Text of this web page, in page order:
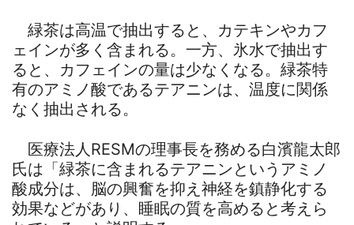
緑茶は高温で抽出すると、カテキンやカフ
ェインが多く含まれる。一方、氷水で抽出す
ると、カフェインの量は少なくなる。緑茶特
有のアミノ酸であるテアニンは、温度に関係
なく抽出される。
医療法人RESMの理事長を務める白濱龍太郎
氏は「緑茶に含まれるテアニンというアミノ
酸成分は、脳の興奮を抑え神経を鎮静化する
効果などがあり、睡眠の質を高めると考えら